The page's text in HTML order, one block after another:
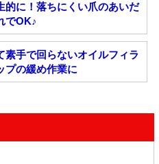
的に！落ちにくい爪のあいだ
でOK♪
素手で回らないオイルフィラ
プの緩め作業に